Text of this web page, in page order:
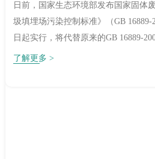
日前，国家生态环境部发布国家固体
圾填埋场污染控制标准》（GB 16889-
日起实行，将代替原来的GB 16889-
了解更多 >